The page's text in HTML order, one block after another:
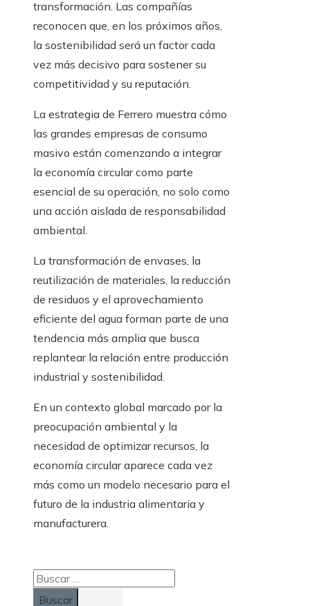
transformación. Las compañías
reconocen que, en los próximos años,
la sostenibilidad será un factor cada
vez más decisivo para sostener su
competitividad y su reputación.
La estrategia de Ferrero muestra cómo
las grandes empresas de consumo
masivo están comenzando a integrar
la economía circular como parte
esencial de su operación, no solo como
una acción aislada de responsabilidad
ambiental.
La transformación de envases, la
reutilización de materiales, la reducción
de residuos y el aprovechamiento
eficiente del agua forman parte de una
tendencia más amplia que busca
replantear la relación entre producción
industrial y sostenibilidad.
En un contexto global marcado por la
preocupación ambiental y la
necesidad de optimizar recursos, la
economía circular aparece cada vez
más como un modelo necesario para el
futuro de la industria alimentaria y
manufacturera.
Buscar: